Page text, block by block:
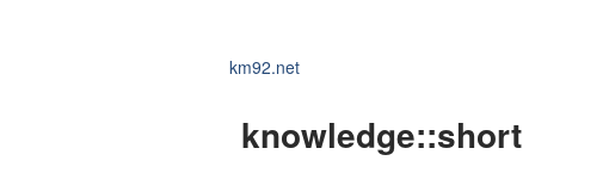
km92.net
knowledge::short